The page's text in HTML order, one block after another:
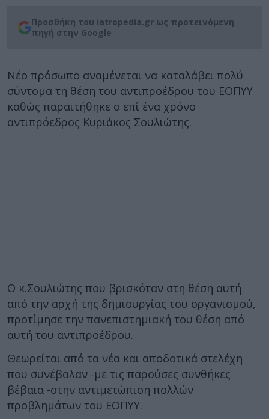
Προσθήκη του iatropedia.gr ως προτεινόμενη
πηγή στην Google
Νέο πρόσωπο αναμένεται να καταλάβει πολύ
σύντομα τη θέση του αντιπροέδρου του ΕΟΠΥΥ
καθώς παραιτήθηκε ο επί ένα χρόνο
αντιπρόεδρος Κυριάκος Σουλιώτης.
Ο κ.Σουλιώτης που βρισκόταν στη θέση αυτή
από την αρχή της δημιουργίας του οργανισμού,
προτίμησε την πανεπιστημιακή του θέση από
αυτή του αντιπροέδρου.
Θεωρείται από τα νέα και αποδοτικά στελέχη
που συνέβαλαν -με τις παρούσες συνθήκες
βέβαια -στην αντιμετώπιση πολλών
προβλημάτων του ΕΟΠΥΥ.